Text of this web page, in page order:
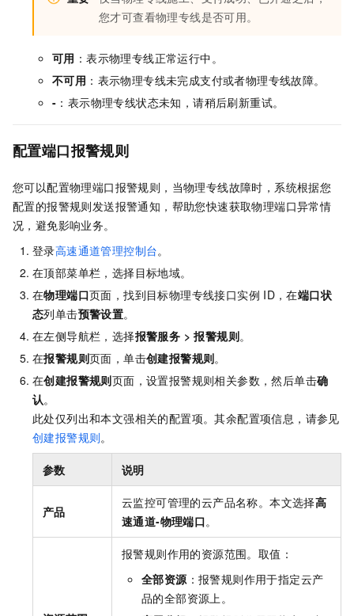
您才可查看物理专线是否可用。
可用 ：表示物理专线正常运行中。
不可用 ：表示物理专线未完成支付或者物理专线故障。
- ：表示物理专线状态未知，请稍后刷新重试。
配置端口报警规则
您可以配置物理端口报警规则，当物理专线故障时，系统根据您
配置的报警规则发送报警通知，帮助您快速获取物理端口异常情
况，避免影响业务。
登录高速通道管理控制台。
在顶部菜单栏，选择目标地域。
在物理端口页面，找到目标物理专线接口实例 ID，在端口状
态列单击预警设置。
在左侧导航栏，选择报警服务 >报警规则。
在报警规则页面，单击创建报警规则。
在创建报警规则页面，设置报警规则相关参数，然后单击确
认。
此处仅列出和本文强相关的配置项。其余配置项信息，请参见
创建报警规则。
参数 说明
产品
云监控可管理的云产品名称。本文选择高
速通道-物理端口。
报警规则作用的资源范围。取值：
全部资源：报警规则作用于指定云产
品的全部资源上。